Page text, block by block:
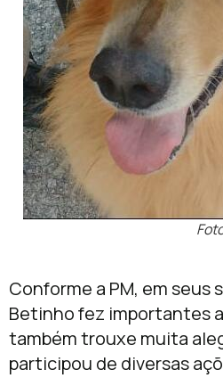
Foto:
Conforme a PM, em seus
Betinho fez importantes
também trouxe muita
participou de diversas